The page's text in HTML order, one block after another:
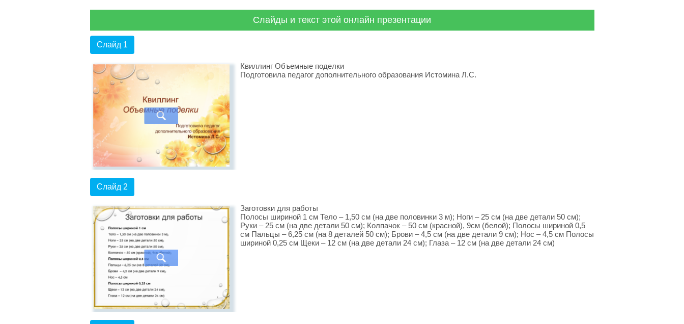
Слайды и текст этой онлайн презентации
Слайд 1
Квиллинг Объемные поделки
Подготовила педагог дополнительного образования Истомина Л.С.
Слайд 2
Заготовки для работы
Полосы шириной 1 см Тело – 1,50 см (на две половинки 3 м); Ноги – 25 см (на две детали 50 см);
Руки – 25 см (на две детали 50 см); Колпачок – 50 см (красной), 9см (белой); Полосы шириной 0,5
см Пальцы – 6,25 см (на 8 деталей 50 см); Брови – 4,5 см (на две детали 9 см); Нос – 4,5 см Полосы
шириной 0,25 см Щеки – 12 см (на две детали 24 см); Глаза – 12 см (на две детали 24 см)